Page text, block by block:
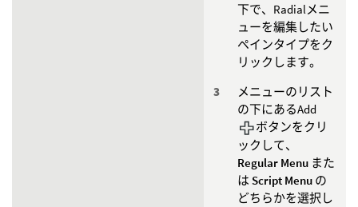
下で、Radialメニ
ューを編集したい
ペインタイプをク
リックします。
メニューのリスト
の下にあるAdd
ボタンをクリ
ックして、
Regular Menu また
は Script Menu の
どちらかを選択し